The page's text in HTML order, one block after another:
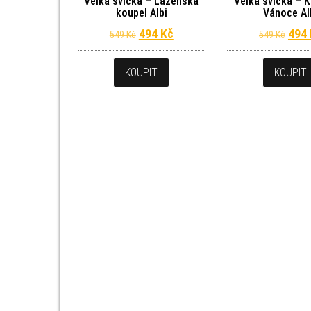
koupel Albi
549Kč Původní cena byla: 549 Kč.
494 KčAktuální cena je: 494 Kč.
KOUPIT
Vánoce
549Kč 494
KOUPIT